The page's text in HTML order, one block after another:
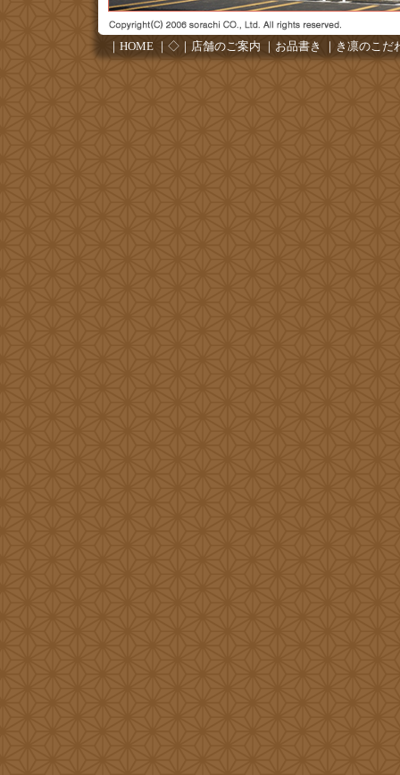
｜ HOME ｜◇｜ 店舗のご案内 ｜ お品書き ｜ き凛のこだ